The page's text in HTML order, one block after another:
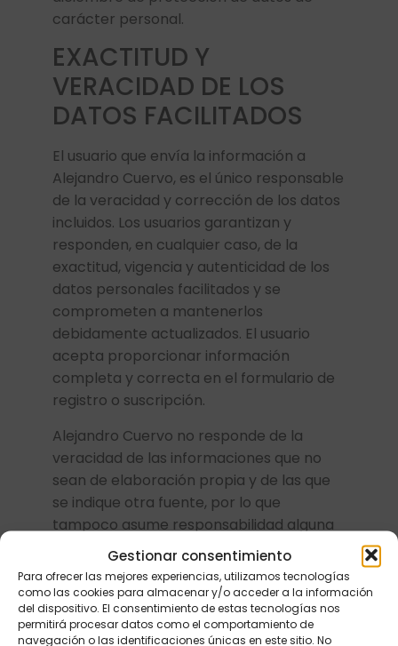
Gestionar consentimiento
Para ofrecer las mejores experiencias, utilizamos tecnologías
como las cookies para almacenar y/o acceder a la información
del dispositivo. El consentimiento de estas tecnologías nos
permitirá procesar datos como el comportamiento de
navegación o las identificaciones únicas en este sitio. No
carácter personal.
EXACTITUD Y
VERACIDAD DE LOS
DATOS FACILITADOS
El usuario que envía la información a
Alejandro Cuervo, es el único responsable
de la veracidad y corrección de los datos
incluidos. Los usuarios garantizan y
responden, en cualquier caso, de la
exactitud, vigencia y autenticidad de los
datos personales facilitados y se
comprometen a mantenerlos
debidamente actualizados. El usuario
acepta proporcionar información
completa y correcta en el formulario de
registro o suscripción.
Alejandro Cuervo no responde de la
veracidad de las informaciones que no
sean de elaboración propia y de las que
se indique otra fuente, por lo que
tampoco asume responsabilidad alguna
en cuanto a hipotéticos perjuicios que
pudieran originarse por el uso de dicha
información.
CESIÓN DE DATOS A